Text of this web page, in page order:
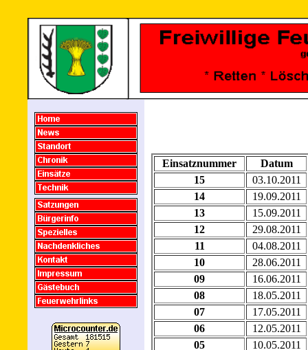
Einsatznummer
Datum
15
03.10.2011
14
19.09.2011
13
15.09.2011
12
29.08.2011
11
04.08.2011
10
28.06.2011
09
16.06.2011
08
18.05.2011
07
17.05.2011
06
12.05.2011
05
10.05.2011